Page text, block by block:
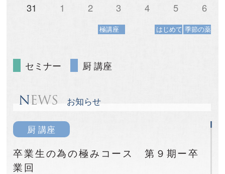
31 1 2 3 4 5 6
極講座 はじめて薬膳季節の薬膳
セミナー 厨 講座
NEWS お知らせ
厨 講座
卒業生の為の極みコース 第９期ー卒
業回